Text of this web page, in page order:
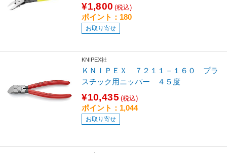
¥1,800 (税込)
ポイント：180
お取り寄せ
KNIPEX社
ＫＮＩＰＥＸ ７２１１－１６０ プラ
スチック用ニッパー ４５度
¥10,435 (税込)
ポイント：1,044
お取り寄せ